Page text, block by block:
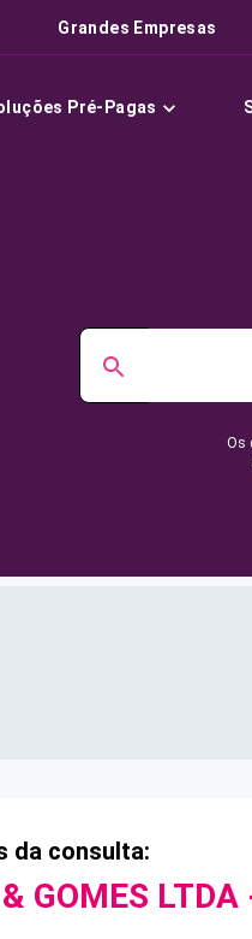
Grandes Empresas
Pré-Pagas
Os
da consulta:
GOMES LTDA